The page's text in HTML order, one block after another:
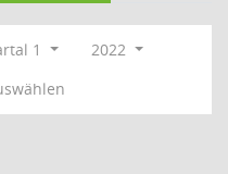
1
2022